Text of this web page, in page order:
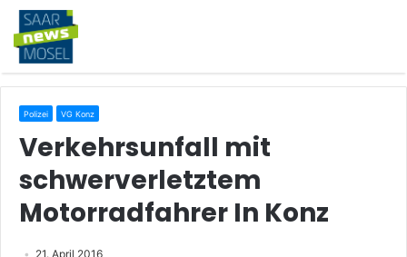
Polizei VG Konz
Verkehrsunfall mit
schwerverletztem
Motorradfahrer In Konz
21. April 2016